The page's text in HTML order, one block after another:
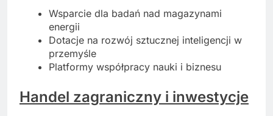
Wsparcie dla badań nad magazynami
energii
Dotacje na rozwój sztucznej inteligencji w
przemyśle
Platformy współpracy nauki i biznesu
Handel zagraniczny i inwestycje